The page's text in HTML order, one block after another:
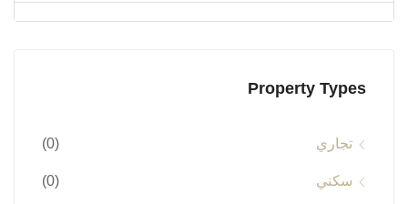
Property Types
تجاري (0)
سكني (0)